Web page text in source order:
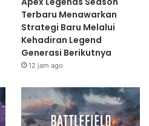
Terbaru Menawarkan
Strategi Baru Melalui
Kehadiran Legend
Generasi Berikutnya
12 jam ago